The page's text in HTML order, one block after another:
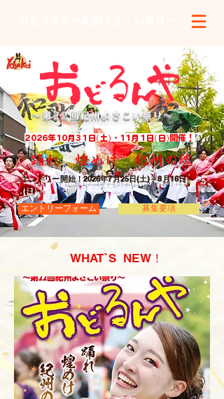
​～第22回紀州よさこい祭り～
2026年10月31日(土)・11月1日(日)開催！
踊れ 煌めけ 紀州の魂
エントリー開始！2026年7月25日(土)～8月16日
(日）
エントリーフォーム 募集要項
WHAT`S NEW！